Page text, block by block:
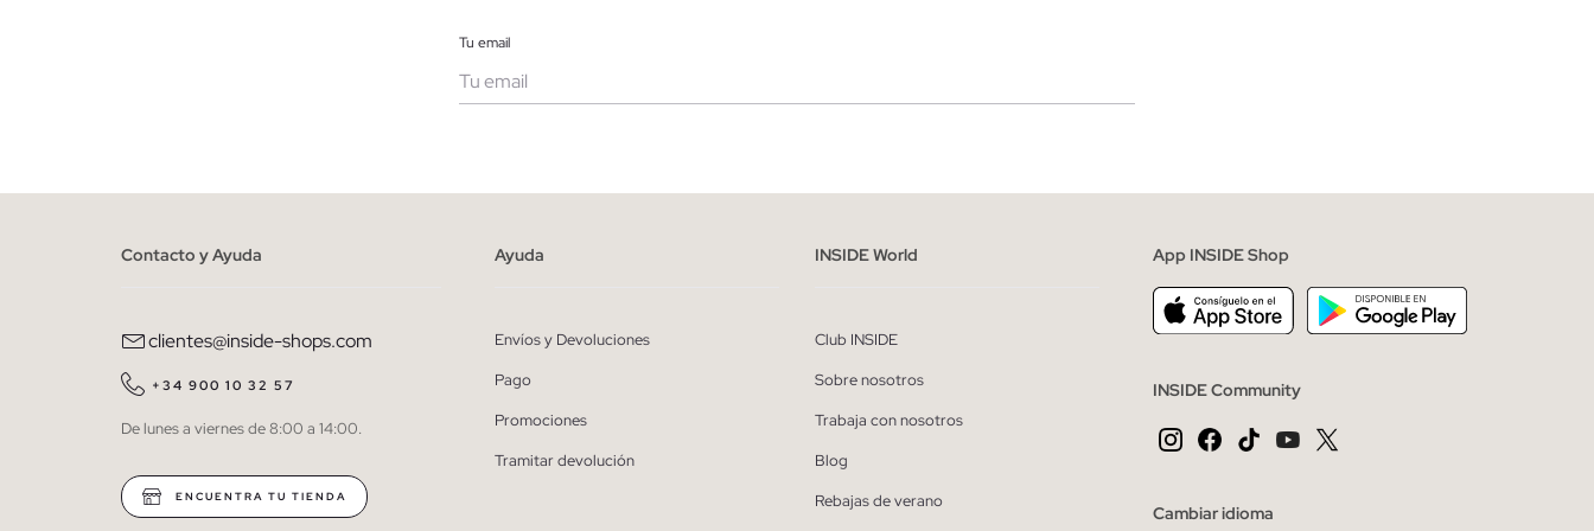
Tu email
* Puedes cancelar la suscripción en cualquier momento.
Contacto y Ayuda
clientes@inside-shops.com
+34 900 10 32 57
De lunes a viernes de 8:00 a 14:00.
ENCUENTRA TU TIENDA
Ayuda
Envíos y Devoluciones
Pago
Promociones
Tramitar devolución
INSIDE World
Club INSIDE
Sobre nosotros
Trabaja con nosotros
Blog
Rebajas de verano
App INSIDE Shop
INSIDE Community
Cambiar idioma